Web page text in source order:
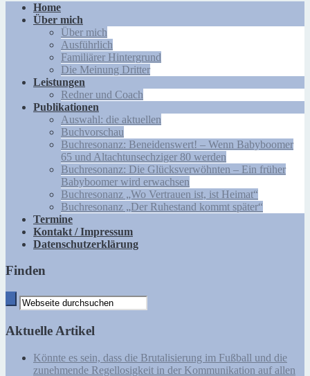
Home
Über mich
Über mich
Ausführlich
Familiärer Hintergrund
Die Meinung Dritter
Leistungen
Redner und Coach
Publikationen
Auswahl: die aktuellen
Buchvorschau
Buchresonanz: Beneidenswert! – Wenn Babyboomer
65 und Altachtunsechziger 80 werden
Buchresonanz: Die Glücksverwöhnten – Ein früher
Babyboomer wird erwachsen
Buchresonanz „Wo Vertrauen ist, ist Heimat“
Buchresonanz „Der Ruhestand kommt später“
Termine
Kontakt / Impressum
Datenschutzerklärung
Finden
Aktuelle Artikel
Könnte es sein, dass die Brutalisierung im Fußball und die
zunehmende Regellosigkeit in der Kommunikation auf allen